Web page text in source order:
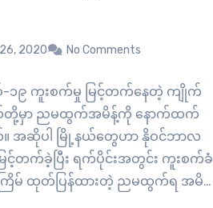
2020 No Comments
စ်-၁၉ ကူးစက်မှု မြင့်တက်နေတဲ့ ကျိုက်
ယ်တို့မှာ ညမထွက်အမိန့်ကို နောက်ထက်
အဆိုပါ မြို့နယ်တွေဟာ နိုဝင်ဘာလ
င့်တက်ခဲ့ပြီး ရက်ပိုင်းအတွင်း ကူးစက်ခံ
ကြိမ် ထုတ်ပြန်ထားတဲ့ ညမထွက်ရ အမိန့်